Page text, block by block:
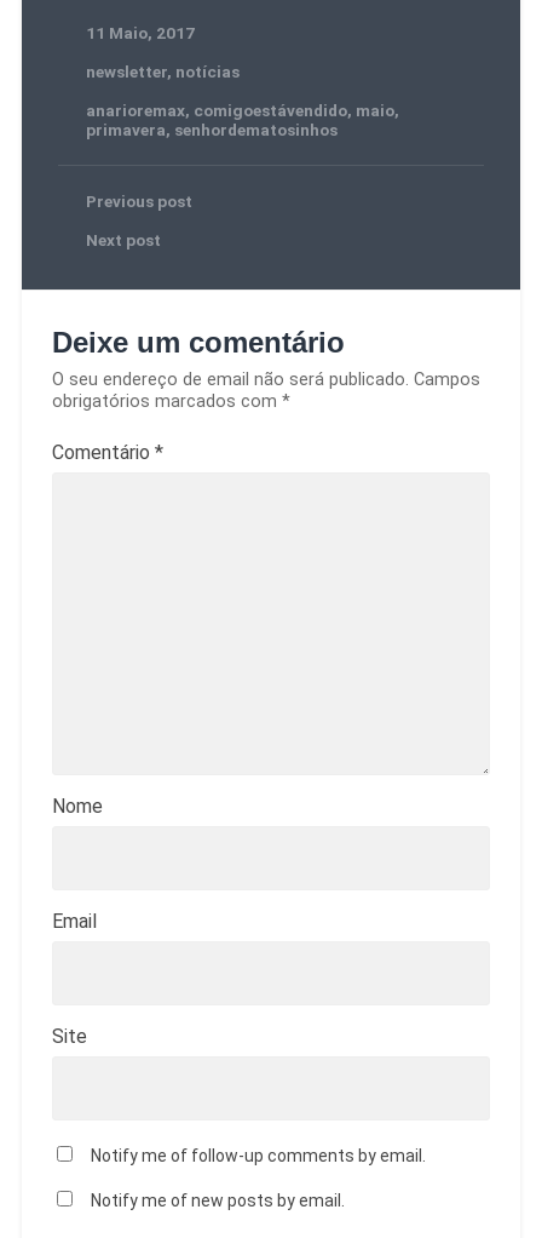
11 Maio, 2017
newsletter, notícias
anarioremax, comigoestávendido, maio,
primavera, senhordematosinhos
Previous post
Next post
Deixe um comentário
O seu endereço de email não será publicado. Campos
obrigatórios marcados com *
Comentário *
Nome
Email
Site
Notify me of follow-up comments by email.
Notify me of new posts by email.